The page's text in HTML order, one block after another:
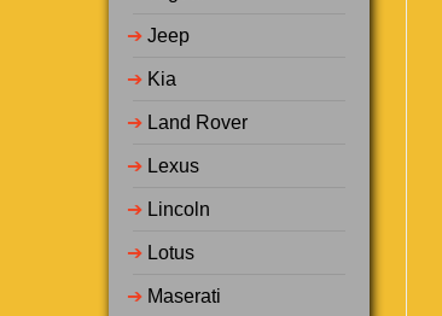
➔ Jeep
➔ Kia
➔ Land Rover
➔ Lexus
➔ Lincoln
➔ Lotus
➔ Maserati